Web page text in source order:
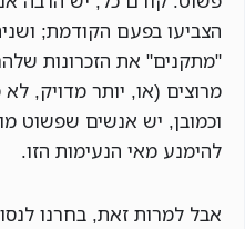
הצביעו בפעם הקודמת;
"מתקנים" את הזכרונות
מרוצים (או, יותר מדויק,
וכמובן, יש אנשים שפשוט
להימנע מאי הנעימות הזו.
אבל למרות זאת, בחרנו